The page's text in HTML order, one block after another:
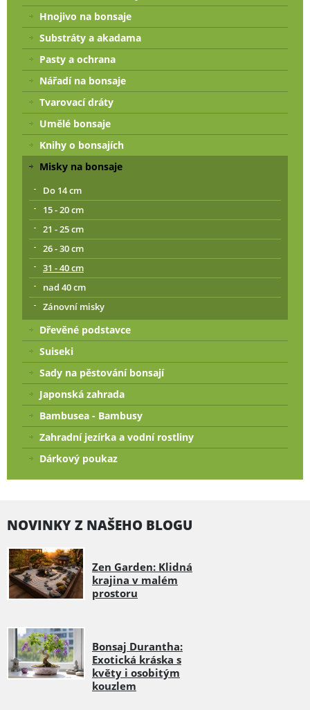
Hnojivo na bonsaje
Substráty a akadama
Pasty a ochrana
Nářadí na bonsaje
Tvarovací dráty
Umělé bonsaje
Knihy o bonsajích
Misky na bonsaje
Do 14 cm
15 - 20 cm
21 - 25 cm
26 - 30 cm
31 - 40 cm
nad 40 cm
Zánovní misky
Dřevěné podstavce
Suiseki
Sady na pěstování bonsají
Japonská zahrada
Bambusea - Bambusy
Zahradní jezírka a vodní rostliny
Dárkový poukaz
NOVINKY Z NAŠEHO BLOGU
Zen Garden: Klidná
krajina v malém
prostoru
Bonsaj Durantha:
Exotická kráska s
květy i osobitým
kouzlem